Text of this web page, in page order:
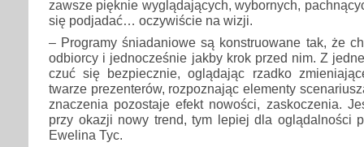
zawsze pięknie wyglądających, wybornych,
się podjadać… oczywiście na wizji.
– Programy śniadaniowe są konstruowane tak, że
odbiorcy i jednocześnie jakby krok przed nim. Z
czuć się bezpiecznie, oglądając rzadko
twarze prezenterów, rozpoznając elementy
znaczenia pozostaje efekt nowości, zaskoczenia.
przy okazji nowy trend, tym lepiej dla oglądalności
Ewelina Tyc.